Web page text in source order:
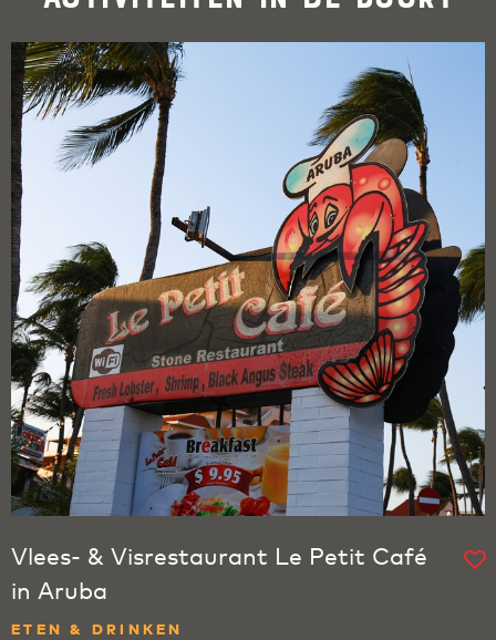
Vlees- & Visrestaurant Le Petit Café
in Aruba
ETEN & DRINKEN